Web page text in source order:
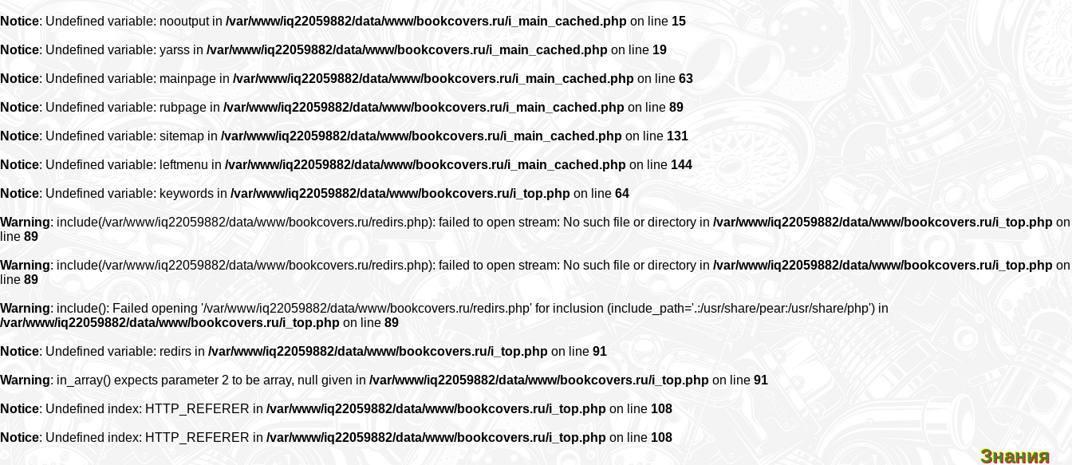
Notice: Undefined variable: nooutput in /var/www/iq22059882/data/www/bookcovers.ru/i_main_cached.php on line 15
Notice: Undefined variable: yarss in /var/www/iq22059882/data/www/bookcovers.ru/i_main_cached.php on line 19
Notice: Undefined variable: mainpage in /var/www/iq22059882/data/www/bookcovers.ru/i_main_cached.php on line 63
Notice: Undefined variable: rubpage in /var/www/iq22059882/data/www/bookcovers.ru/i_main_cached.php on line 89
Notice: Undefined variable: sitemap in /var/www/iq22059882/data/www/bookcovers.ru/i_main_cached.php on line 131
Notice: Undefined variable: leftmenu in /var/www/iq22059882/data/www/bookcovers.ru/i_main_cached.php on line 144
Notice: Undefined variable: keywords in /var/www/iq22059882/data/www/bookcovers.ru/i_top.php on line 64
Warning: include(/var/www/iq22059882/data/www/bookcovers.ru/redirs.php): failed to open stream: No such file or directory in /var/www/iq22059882/data/www/bookcovers.ru/i_top.php on
line 89
Warning: include(/var/www/iq22059882/data/www/bookcovers.ru/redirs.php): failed to open stream: No such file or directory in /var/www/iq22059882/data/www/bookcovers.ru/i_top.php on
line 89
Warning: include(): Failed opening '/var/www/iq22059882/data/www/bookcovers.ru/redirs.php' for inclusion (include_path='.:/usr/share/pear:/usr/share/php') in
/var/www/iq22059882/data/www/bookcovers.ru/i_top.php on line 89
Notice: Undefined variable: redirs in /var/www/iq22059882/data/www/bookcovers.ru/i_top.php on line 91
Warning: in_array() expects parameter 2 to be array, null given in /var/www/iq22059882/data/www/bookcovers.ru/i_top.php on line 91
Notice: Undefined index: HTTP_REFERER in /var/www/iq22059882/data/www/bookcovers.ru/i_top.php on line 108
Notice: Undefined index: HTTP_REFERER in /var/www/iq22059882/data/www/bookcovers.ru/i_top.php on line 108
Знания